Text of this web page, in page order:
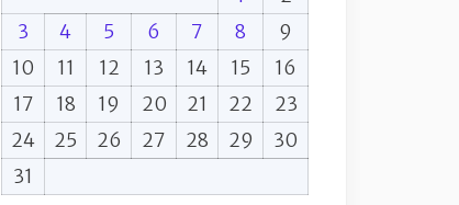
3
4 5 6 7 8
9
10
11 12 13 14 15
16
17
18 19 20 21 22
23
24
25 26 27 28 29
30
31